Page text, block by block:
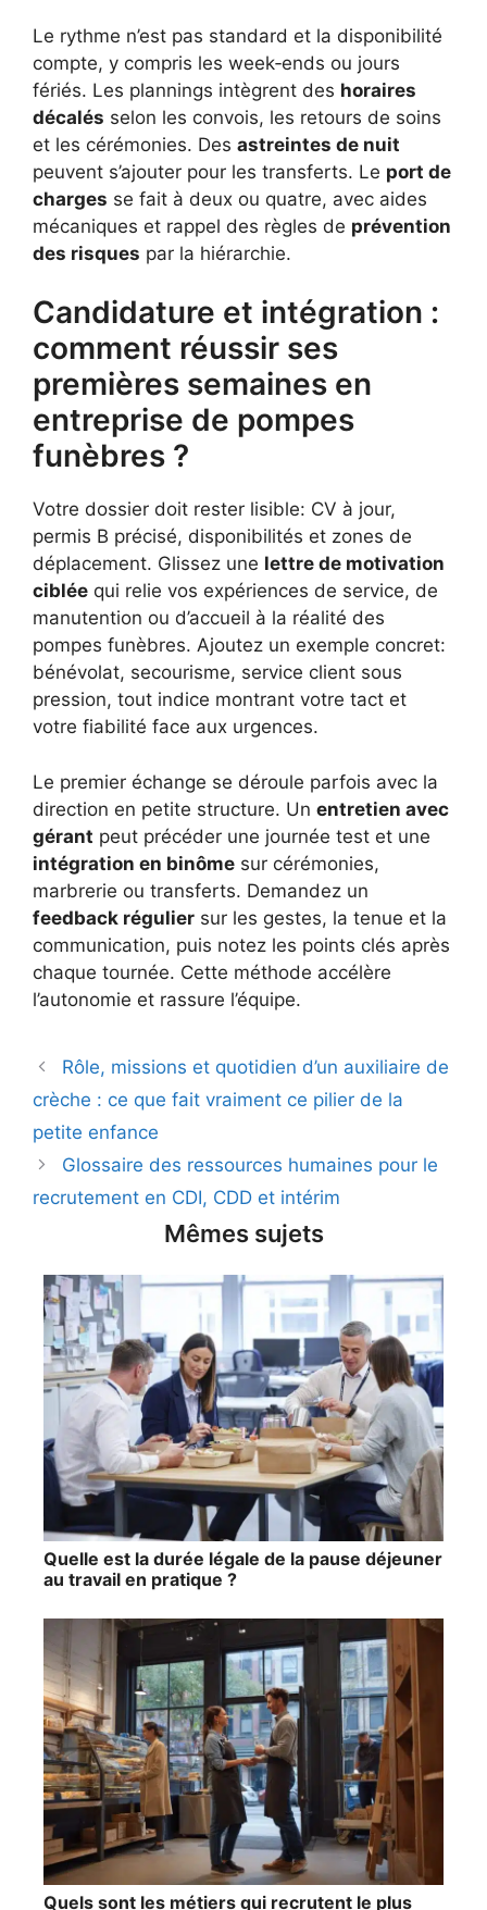
Le rythme n’est pas standard et la disponibilité
compte, y compris les week‑ends ou jours
fériés. Les plannings intègrent des horaires
décalés selon les convois, les retours de soins
et les cérémonies. Des astreintes de nuit
peuvent s’ajouter pour les transferts. Le port de
charges se fait à deux ou quatre, avec aides
mécaniques et rappel des règles de prévention
des risques par la hiérarchie.
Candidature et intégration :
comment réussir ses
premières semaines en
entreprise de pompes
funèbres ?
Votre dossier doit rester lisible: CV à jour,
permis B précisé, disponibilités et zones de
déplacement. Glissez une lettre de motivation
ciblée qui relie vos expériences de service, de
manutention ou d’accueil à la réalité des
pompes funèbres. Ajoutez un exemple concret:
bénévolat, secourisme, service client sous
pression, tout indice montrant votre tact et
votre fiabilité face aux urgences.
Le premier échange se déroule parfois avec la
direction en petite structure. Un entretien avec
gérant peut précéder une journée test et une
intégration en binôme sur cérémonies,
marbrerie ou transferts. Demandez un
feedback régulier sur les gestes, la tenue et la
communication, puis notez les points clés après
chaque tournée. Cette méthode accélère
l’autonomie et rassure l’équipe.
Rôle, missions et quotidien d’un auxiliaire de
crèche : ce que fait vraiment ce pilier de la
petite enfance
Glossaire des ressources humaines pour le
recrutement en CDI, CDD et intérim
Mêmes sujets
Quelle est la durée légale de la pause déjeuner
au travail en pratique ?
Quels sont les métiers qui recrutent le plus